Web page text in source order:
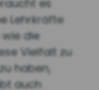
es
Lehrkräfte
die
Vielfalt zu
haben,
auch